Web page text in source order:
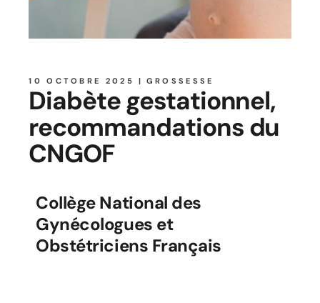
10 OCTOBRE 2025 GROSSESSE
Diabète gestationnel,
recommandations du
CNGOF
Collège National des
Gynécologues et
Obstétriciens Français